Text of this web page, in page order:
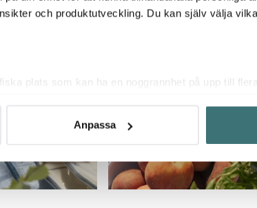
och produktutveckling. Du kan själv välja
plats som kan ha en noggrannhet på upp till
från cookie-förklaringen.
annonserna ska anpassas efter det som vi tror
ännu bättre. Du bestämmer själv vilka
Anpassa